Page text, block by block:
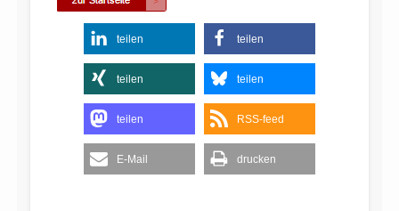
teilen teilen
teilen teilen
teilen RSS-feed
E-Mail drucken